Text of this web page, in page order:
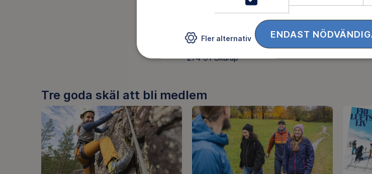
Friluftsfrämjandet Skurup
c/o Mattias Bengtsson
Skurups-Skramlan 18
274 91 Skurup
Tre goda skäl att bli medlem
ENDAST
Fler alternativ